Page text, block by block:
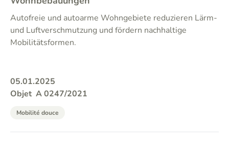
Autofreie und autoarme Wohngebiete reduzieren Lärm-
und Luftverschmutzung und fördern nachhaltige
Mobilitätsformen.
05.01.2025
Objet A 0247/2021
Mobilité douce